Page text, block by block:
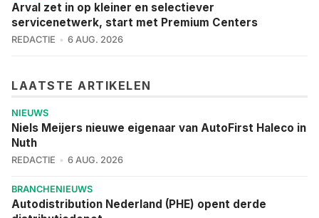
Arval zet in op kleiner en selectiever
servicenetwerk, start met Premium Centers
REDACTIE 6 AUG. 2026
LAATSTE ARTIKELEN
NIEUWS
Niels Meijers nieuwe eigenaar van AutoFirst Haleco in
Nuth
REDACTIE 6 AUG. 2026
BRANCHENIEUWS
Autodistribution Nederland (PHE) opent derde